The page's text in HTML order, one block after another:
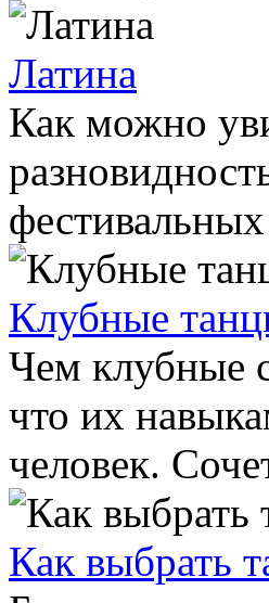
Латина
Как можно
Клубные
Чем клубные
что их
человек.
Как выбрать